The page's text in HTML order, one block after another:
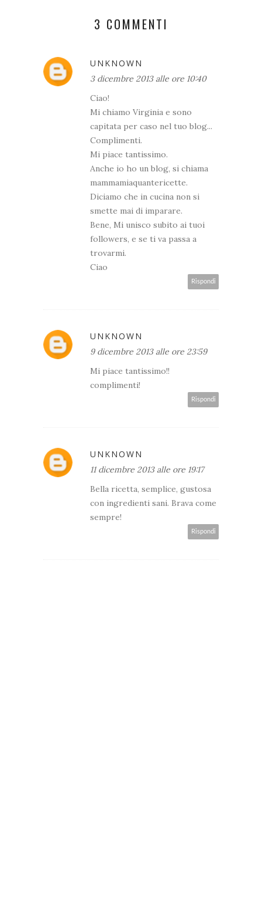
3 COMMENTI
UNKNOWN
3 dicembre 2013 alle ore 10:40
Ciao!
Mi chiamo Virginia e sono
capitata per caso nel tuo blog...
Complimenti.
Mi piace tantissimo.
Anche io ho un blog, si chiama
mammamiaquantericette.
Diciamo che in cucina non si
smette mai di imparare.
Bene, Mi unisco subito ai tuoi
followers, e se ti va passa a
trovarmi.
Ciao
Rispondi
UNKNOWN
9 dicembre 2013 alle ore 23:59
Mi piace tantissimo!!
complimenti!
Rispondi
UNKNOWN
11 dicembre 2013 alle ore 19:17
Bella ricetta, semplice, gustosa
con ingredienti sani. Brava come
sempre!
Rispondi